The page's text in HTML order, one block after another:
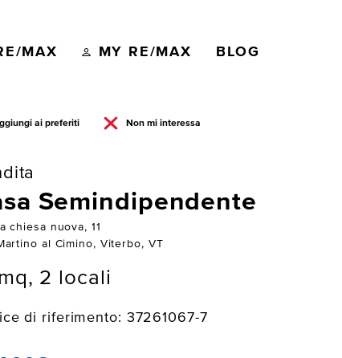
MAX MY RE/MAX BLOG
ai preferiti Non mi interessa
Semindipendente
chiesa nuova, 11
al Cimino, Viterbo, VT
2 locali
di riferimento: 37261067-7